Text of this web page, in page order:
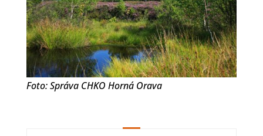
Foto: Správa CHKO Horná Orava